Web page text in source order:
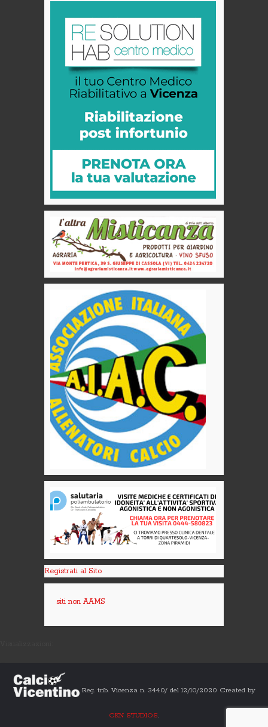
Registrati al Sito
siti non AAMS
Reg. trib. Vicenza n. 3440/ del 12/10/2020 Created by
CKN STUDIOS.